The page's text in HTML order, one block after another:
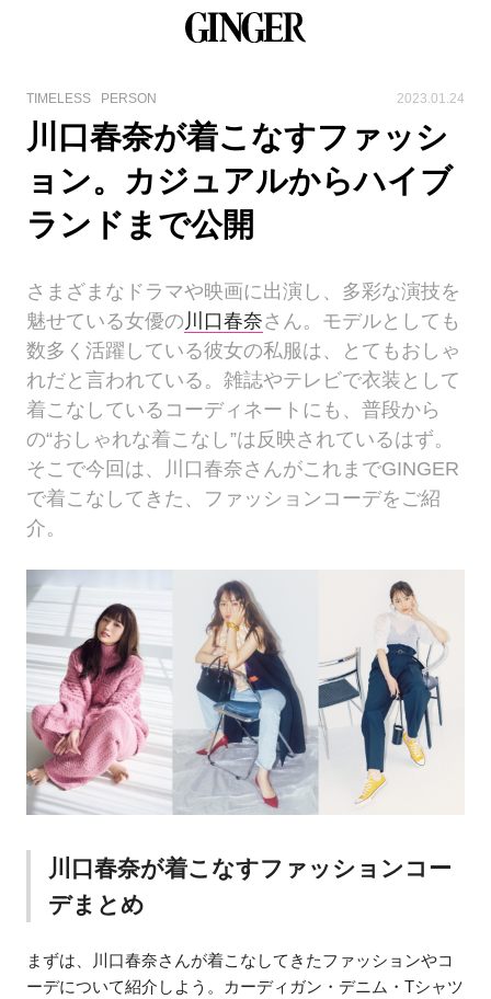
TIMELESS PERSON 2023.01.24
川口春奈が着こなすファッシ
ョン。カジュアルからハイブ
ランドまで公開
さまざまなドラマや映画に出演し、多彩な演技を
魅せている女優の 川口春奈さん。モデルとしても
数多く活躍している彼女の私服は、とてもおしゃ
れだと言われている。雑誌やテレビで衣装として
着こなしているコーディネートにも、普段から
の“おしゃれな着こなし”は反映されているはず。
そこで今回は、川口春奈さんがこれまでGINGER
で着こなしてきた、ファッションコーデをご紹
介。
川口春奈が着こなすファッションコー
デまとめ
まずは、川口春奈さんが着こなしてきたファッションやコ
ーデについて紹介しよう。カーディガン・デニム・Tシャツ